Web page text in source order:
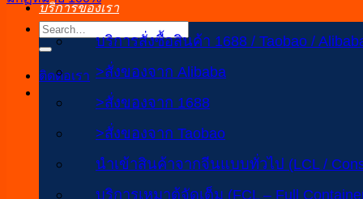
ติดต่อเรา
บริการของเรา
บริการสั่งซื้อสินค้า 1688 / Taobao /
>สั่งของจาก Alibaba
>สั่งของจาก 1688
>สั่งของจาก Taobao
นำเข้าสินค้าจากจีนแบบทั่วไป (LCL /
บริการเหมาตู้จัดเต็ม (FCL – Full